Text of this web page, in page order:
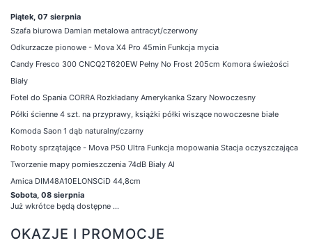
Piątek, 07 sierpnia
Szafa biurowa Damian metalowa antracyt/czerwony
Odkurzacze pionowe - Mova X4 Pro 45min Funkcja mycia
Candy Fresco 300 CNCQ2T620EW Pełny No Frost 205cm Komora świeżości
Biały
Fotel do Spania CORRA Rozkładany Amerykanka Szary Nowoczesny
Półki ścienne 4 szt. na przyprawy, książki półki wiszące nowoczesne białe
Komoda Saon 1 dąb naturalny/czarny
Roboty sprzątające - Mova P50 Ultra Funkcja mopowania Stacja oczyszczająca
Tworzenie mapy pomieszczenia 74dB Biały AI
Amica DIM48A10ELONSCiD 44,8cm
Sobota, 08 sierpnia
Już wkrótce będą dostępne ...
OKAZJE I PROMOCJE